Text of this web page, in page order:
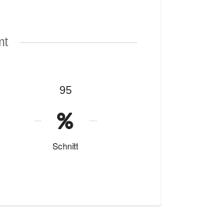
95
Schnitt